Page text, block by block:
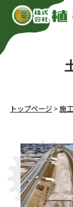
トップページ>施